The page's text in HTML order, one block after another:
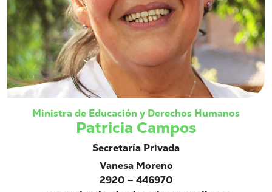
Ministra de Educación y Derechos Humanos
Patricia Campos
Secretaría Privada
Vanesa Moreno
2920 – 446970